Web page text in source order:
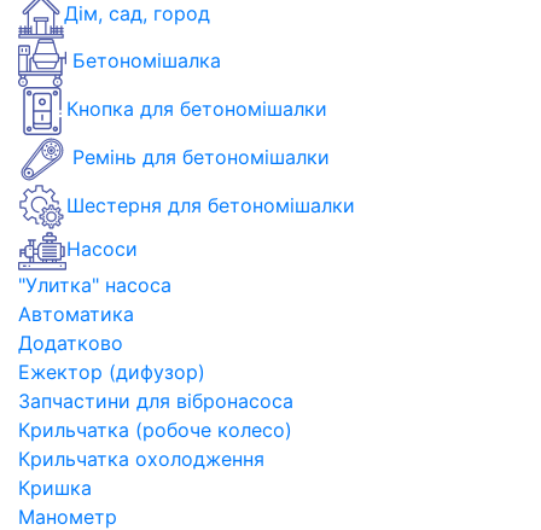
Дім, сад, город
Бетономішалка
Кнопка для бетономішалки
Ремінь для бетономішалки
Шестерня для бетономішалки
Насоси
"Улитка" насоса
Автоматика
Додатково
Ежектор (дифузор)
Запчастини для вібронасоса
Крильчатка (робоче колесо)
Крильчатка охолодження
Кришка
Манометр